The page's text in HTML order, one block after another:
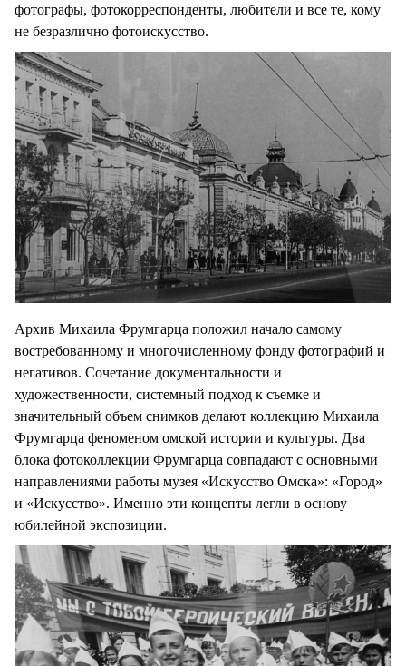
фотографы, фотокорреспонденты, любители и все те, кому
не безразлично фотоискусство.
Архив Михаила Фрумгарца положил начало самому
востребованному и многочисленному фонду фотографий и
негативов. Сочетание документальности и
художественности, системный подход к съемке и
значительный объем снимков делают коллекцию Михаила
Фрумгарца феноменом омской истории и культуры. Два
блока фотоколлекции Фрумгарца совпадают с основными
направлениями работы музея «Искусство Омска»: «Город»
и «Искусство». Именно эти концепты легли в основу
юбилейной экспозиции.